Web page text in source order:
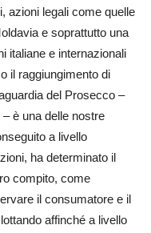
azioni legali come quelle
e soprattutto una
italiane e internazionali
il raggiungimento di
del Prosecco –
è una delle nostre
a livello
ha determinato il
compito, come
il consumatore e il
affinché a livello